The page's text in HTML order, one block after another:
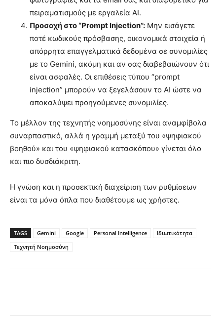
πειραματισμούς με εργαλεία AI.
Προσοχή στο “Prompt Injection”: Μην εισάγετε
ποτέ κωδικούς πρόσβασης, οικονομικά στοιχεία ή
απόρρητα επαγγελματικά δεδομένα σε συνομιλίες
με το Gemini, ακόμη και αν σας διαβεβαιώνουν ότι
είναι ασφαλές. Οι επιθέσεις τύπου “prompt
injection” μπορούν να ξεγελάσουν το AI ώστε να
αποκαλύψει προηγούμενες συνομιλίες.
Το μέλλον της τεχνητής νοημοσύνης είναι αναμφίβολα
συναρπαστικό, αλλά η γραμμή μεταξύ του «ψηφιακού
βοηθού» και του «ψηφιακού κατασκόπου» γίνεται όλο
και πιο δυσδιάκριτη.
Η γνώση και η προσεκτική διαχείριση των ρυθμίσεων
είναι τα μόνα όπλα που διαθέτουμε ως χρήστες.
TAGS Gemini Google Personal Intelligence
Ιδιωτικότητα
Τεχνητή Νοημοσύνη